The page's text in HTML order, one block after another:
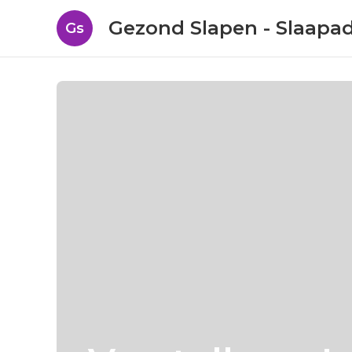
Gs Gezond Slapen -